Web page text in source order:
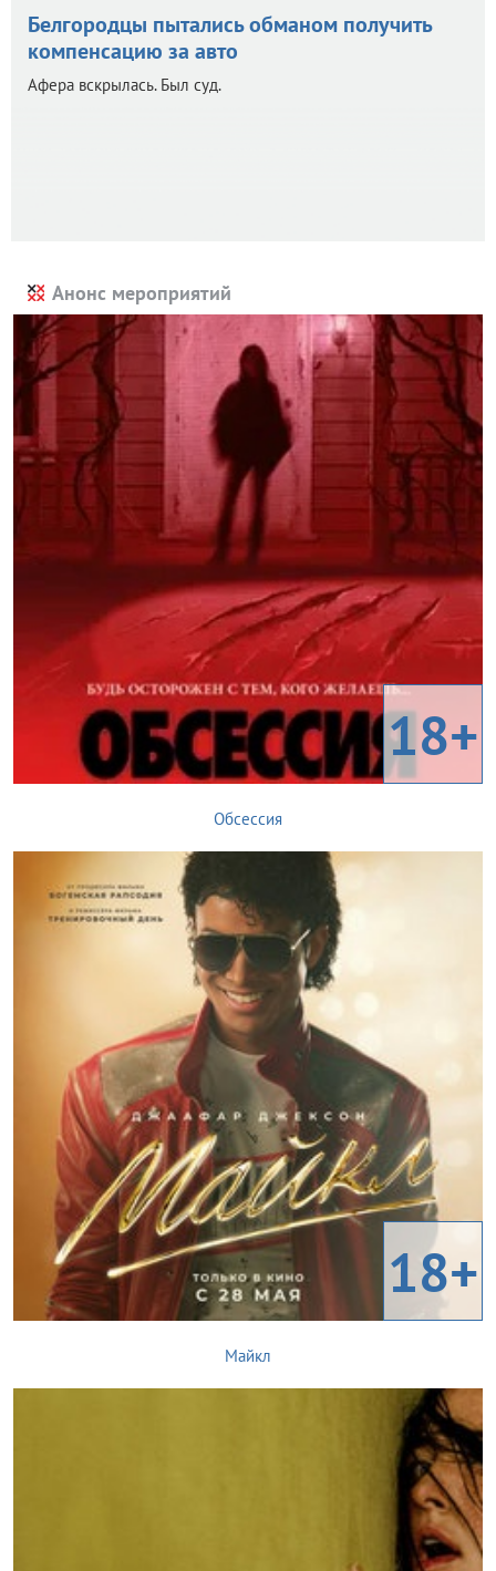
Белгородцы пытались обманом получить
компенсацию за авто
Афера вскрылась. Был суд.
Анонс мероприятий
18+
Обсессия
18+
Майкл